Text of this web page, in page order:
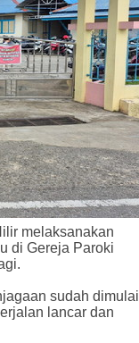
melaksanakan
di Gereja Paroki
sudah dimulai
lancar dan